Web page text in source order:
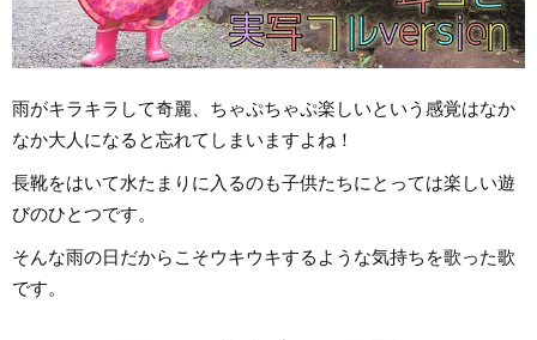
雨がキラキラして奇麗、ちゃぷちゃぷ楽しいという感覚はなか
なか大人になると忘れてしまいますよね！
長靴をはいて水たまりに入るのも子供たちにとっては楽しい遊
びのひとつです。
そんな雨の日だからこそウキウキするような気持ちを歌った歌
です。